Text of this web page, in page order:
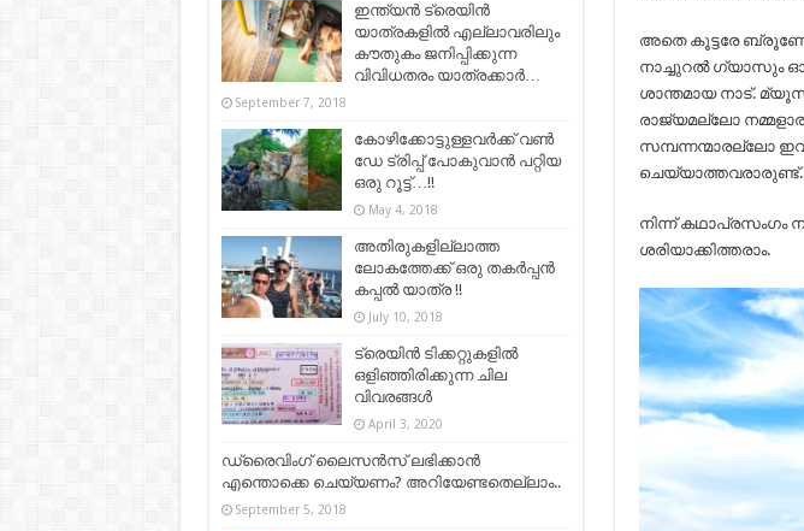
അതെ കൂട്ടരേ ബ്രൂണേ
നാച്ചുറൽ ഗ്യാസും
ശാന്തമായ നാട്.
രാജ്യമല്ലോ
സമ്പന്നന്മാരല്ലോ
നിന്ന് കഥാപ്രസംഗം
ശരിയാക്കിത്തരാം.
ഇന്ത്യൻ ട്രെയിൻ
യാത്രകളിൽ എല്ലാവരിലും
കൗതുകം ജനിപ്പിക്കുന്ന
വിവിധതരം യാത്രക്കാർ…
September 7, 2018
കോഴിക്കോട്ടുള്ളവര്‍ക്ക് വണ്‍
ഡേ ട്രിപ്പ് പോകുവാന്‍ പറ്റിയ
ഒരു റൂട്ട്…!!
May 4, 2018
അതിരുകളില്ലാത്ത
ലോകത്തേക്ക് ഒരു തകർപ്പൻ
കപ്പൽ യാത്ര !!
July 10, 2018
ട്രെയിൻ ടിക്കറ്റുകളിൽ
ഒളിഞ്ഞിരിക്കുന്ന ചില
വിവരങ്ങൾ
April 3, 2020
ഡ്രൈവിംഗ് ലൈസന്‍സ് ലഭിക്കാന്‍
എന്തൊക്കെ ചെയ്യണം? അറിയേണ്ടതെല്ലാം..
September 5, 2018